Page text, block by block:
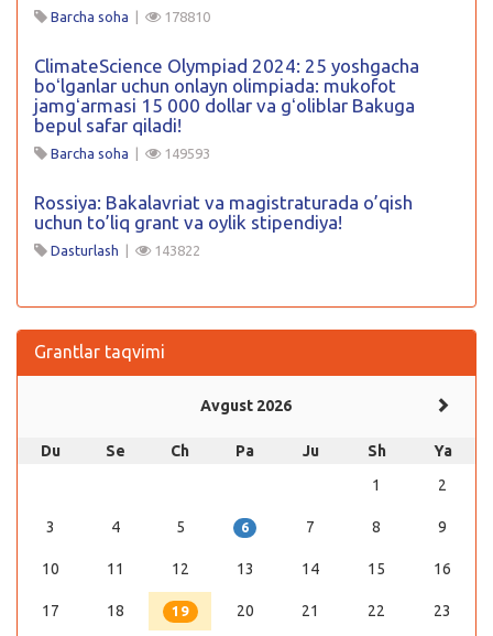
Barcha soha | 178810
ClimateScience Olympiad 2024: 25 yoshgacha
boʻlganlar uchun onlayn olimpiada: mukofot
jamgʻarmasi 15 000 dollar va gʻoliblar Bakuga
bepul safar qiladi!
Barcha soha | 149593
Rossiya: Bakalavriat va magistraturada o’qish
uchun to’liq grant va oylik stipendiya!
Dasturlash | 143822
Grantlar taqvimi
Avgust 2026
Du Se Ch Pa Ju Sh
Ya
1
2
3 4 5 6 7 8 9
10 11 12 13 14 15 16
17 18 19 20 21 22 23